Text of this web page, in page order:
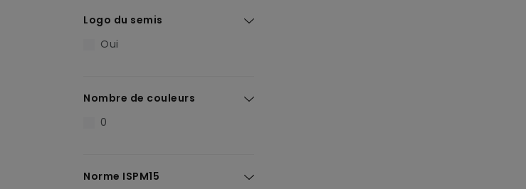
Logo du semis
Oui
Nombre de couleurs
0
Norme ISPM15